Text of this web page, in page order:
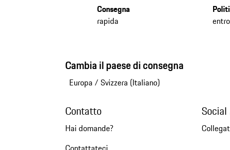
Consegna
rapida
Cambia il paese di consegna
Europa / Svizzera (Italiano)
Contatto
Hai domande?